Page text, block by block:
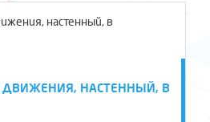
НАСТЕННЫЙ, В